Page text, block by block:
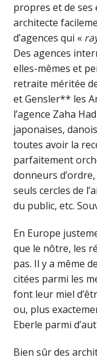
propres et de ses
architecte
d’agences qui «
Des agences
elles-mêmes et
retraite méritée
et Gensler** les
l’agence Zaha
japonaises,
toutes avoir la
parfaitement
donneurs
seuls cercles de
du public, etc.
En Europe
que le nôtre, les
pas. Il y a même
citées parmi les
font leur miel
ou, plus
Eberle parmi
Bien sûr des